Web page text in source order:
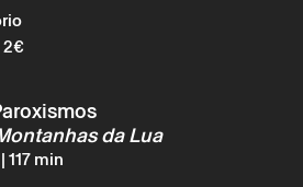
2€
da Lua
117 min